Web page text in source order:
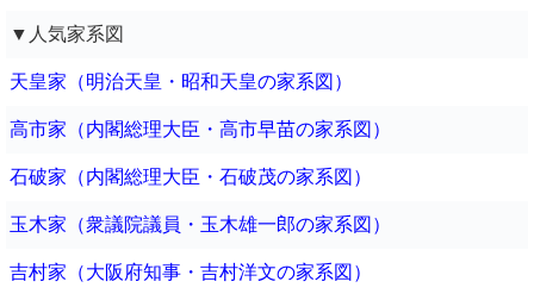
▼人気家系図
天皇家（明治天皇・昭和天皇の家系図）
高市家（内閣総理大臣・高市早苗の家系図）
石破家（内閣総理大臣・石破茂の家系図）
玉木家（衆議院議員・玉木雄一郎の家系図）
吉村家（大阪府知事・吉村洋文の家系図）